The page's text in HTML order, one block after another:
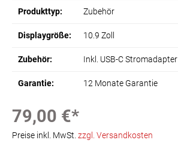
Produkttyp: Zubehör
Displaygröße: 10.9 Zoll
Zubehör: Inkl. USB-C Stromadapter
Garantie: 12 Monate Garantie
79,00 €*
Preise inkl. MwSt. zzgl. Versandkosten